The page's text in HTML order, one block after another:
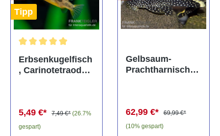
Tipp
Durchschnittliche Bewertung von 5 von 5 Sternen
Erbsenkugelfisch
, Carinotetraodon
5,49 €* 7,49 €* (26.7%
gespart)
Gelbsaum-
Prachtharnischw
62,99 €*
69,99 €*
(10% gespart)